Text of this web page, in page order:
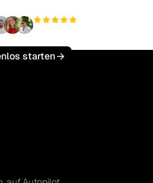
starten